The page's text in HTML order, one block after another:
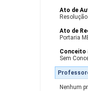
Ato de
Ato de
Portaria
Conceito
Sem
Nenhum